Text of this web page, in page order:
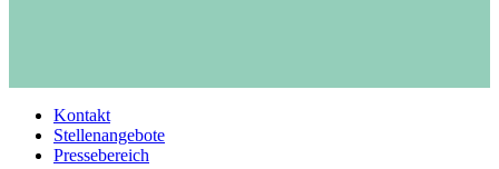
Kontakt
Stellenangebote
Pressebereich